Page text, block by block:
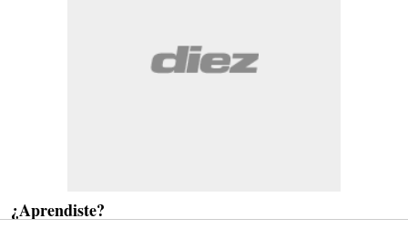
¿Aprendiste?